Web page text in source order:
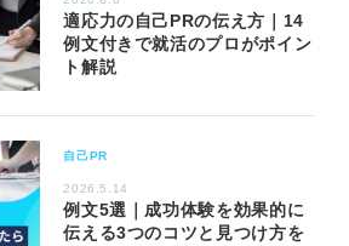
適応力の自己PRの伝え方｜14
例文付きで就活のプロがポイン
ト解説
自己PR
2026.5.14
例文5選｜成功体験を効果的に
伝える3つのコツと見つけ方を